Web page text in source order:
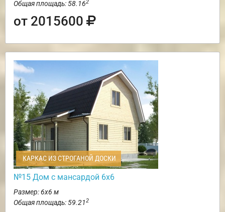
Общая площадь: 58.162
от 2015600
КАРКАС ИЗ СТРОГАНОЙ ДОСКИ
№15 Дом с мансардой 6х6
Размер: 6х6 м
Общая площадь: 59.212